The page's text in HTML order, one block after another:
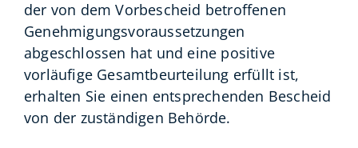
der von dem Vorbescheid betroffenen
Genehmigungsvoraussetzungen
abgeschlossen hat und eine positive
vorläufige Gesamtbeurteilung erfüllt ist,
erhalten Sie einen entsprechenden Bescheid
von der zuständigen Behörde.